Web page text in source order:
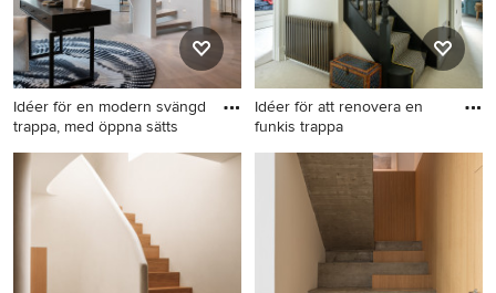
Idéer för en modern svängd
trappa, med öppna sätts
Idéer för en modern svängd
trappa, med öppna sättsteg
Idéer för att renovera en
funkis trappa
Idéer för att renovera en
funkis trappa